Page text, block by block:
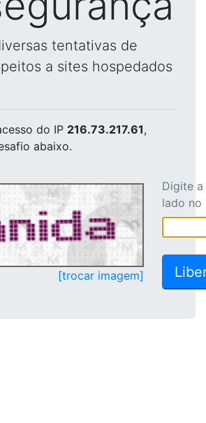
tentativas de
a sites hospedados
do IP 216.73.217.61,
abaixo.
[trocar imagem]
Digite
lado no